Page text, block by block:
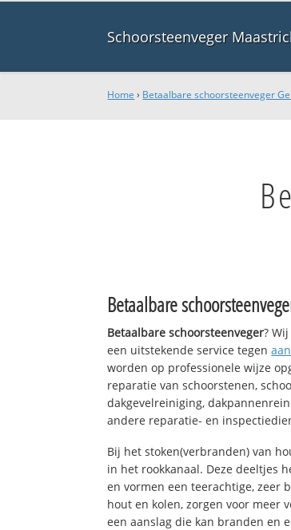
Schoorsteenveger
Home › Betaalbare schoorsteenveger
Betaalbare
Betaalbare schoorsteenveger?
een uitstekende service tegen
worden op professionele wijze
reparatie van schoorstenen,
dakgevelreiniging,
andere reparatie- en
Bij het stoken(verbranden) van
in het rookkanaal. Deze deeltjes
en vormen een teerachtige, zeer
hout en kolen, zorgen voor meer
een aanslag die kan branden en